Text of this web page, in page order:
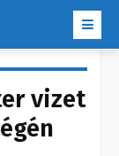
vizet